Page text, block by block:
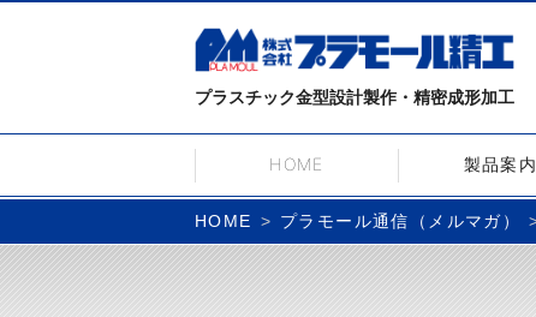
プラスチック金型設計製作・精密成形加工
HOME 製品案内
HOME プラモール通信（メルマガ）